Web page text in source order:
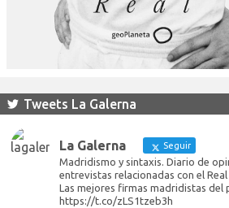
Tweets La Galerna
La Galerna Seguir
Madridismo y sintaxis. Diario de
entrevistas relacionadas con el
Las mejores firmas madridistas del
https://t.co/zLS1tzeb3h